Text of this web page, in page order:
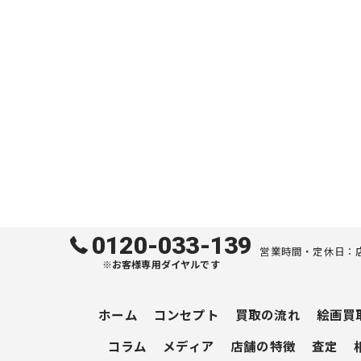
0120-033-139
※お客様専用ダイヤルです
営業時間・定休日：
ホーム コンセプト 買取の流れ 絵画買
コラム メディア 店舗の特徴 査定